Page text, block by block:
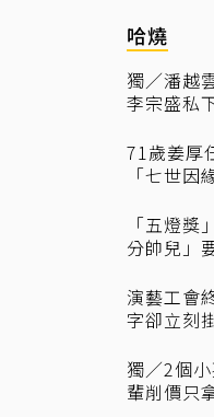
哈燒
獨／潘越
李宗盛私
71歲姜厚
「七世
「五燈
分帥兒」
演藝工會
字卻立刻
獨／2個
輩削價只